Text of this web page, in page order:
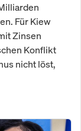
Für Kiew
Zinsen
Konflikt
nicht löst,